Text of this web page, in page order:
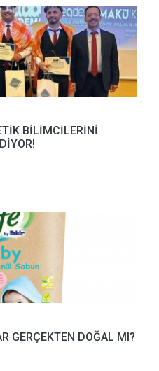
BİLİMCİLERİNİ
GERÇEKTEN DOĞAL MI?